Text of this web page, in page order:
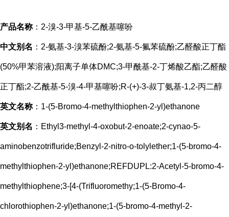
产品名称：2-溴-3-甲基-5-乙酰基噻吩
中文别名 ：2-氨基-3-溴苯硫酚;2-氨基-5-氟苯硫酚;乙醛酸正丁酯
(50%甲苯溶液);阳离子单体DMC;3-甲酰基-2-丁烯酸乙酯;乙醛酸
正丁酯;2-乙酰基-5-溴-4-甲基噻吩;R-(+)-3-叔丁氨基-1,2-丙二醇
英文名称：1-(5-Bromo-4-methylthiophen-2-yl)ethanone
英文别名 ：Ethyl3-methyl-4-oxobut-2-enoate;2-cynao-5-
aminobenzotrifluride;Benzyl-2-nitro-o-tolylether;1-(5-bromo-4-
methylthiophen-2-yl)ethanone;REFDUPL:2-Acetyl-5-bromo-4-
methylthiophene;3-[4-(Trifluoromethy;1-(5-Bromo-4-
chlorothiophen-2-yl)ethanone;1-(5-bromo-4-methyl-2-